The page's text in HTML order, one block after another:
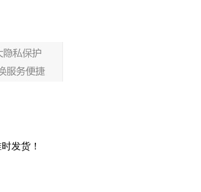
发货！